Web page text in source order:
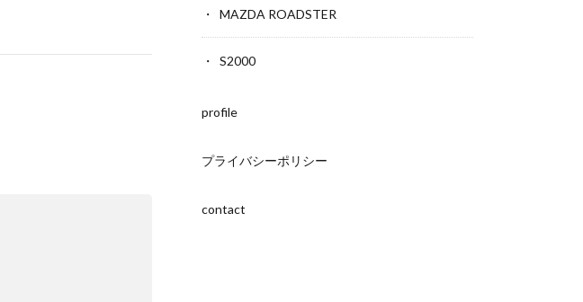
MAZDA ROADSTER
S2000
profile
プライバシーポリシー
contact